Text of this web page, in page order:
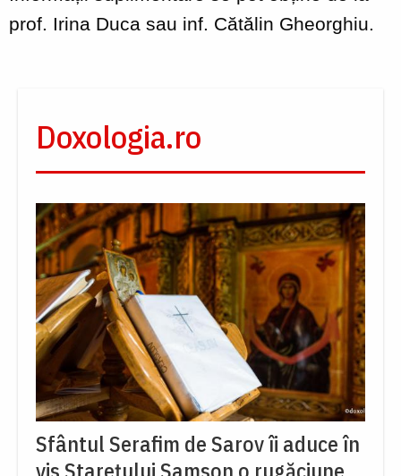
prof. Irina Duca sau inf. Cătălin Gheorghiu.
Doxologia.ro
Sfântul Serafim de Sarov îi aduce în